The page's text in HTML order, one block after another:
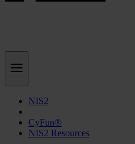
NIS2
CyFun®
NIS2 Resources